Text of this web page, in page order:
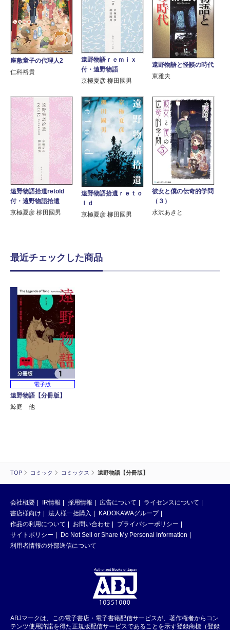
TOP コミック コミックス 遠野物語【分冊版】
座敷童子の代理人2
仁科裕貴
遠野物語ｒｅｍｉｘ
付・遠野物語
京極夏彦 柳田國男
遠野物語と怪談の時代
東雅夫
遠野物語拾遺retold
付・遠野物語拾遺
京極夏彦 柳田國男
遠野物語拾遺ｒｅｔｏ
ｌｄ
京極夏彦 柳田國男
彼女と僕の伝奇的学問
（３）
水沢あきと
最近チェックした商品
電子版
遠野物語【分冊版】
鯨庭 他
会社概要 IR情報 採用情報 広告について
ライセンスについて
書店様向け
法人様一括購入
KADOKAWAグループ
作品の利用について
お問い合わせ
プライバシーポリシー
サイトポリシー
Do Not Sell or Share My Personal Information
利用者情報の外部送信について
ABJマークは、この電子書店・電子書籍配信サービスが、著作権者からコン
テンツ使用許諾を得た正規版配信サービスであることを示す登録商標（登録